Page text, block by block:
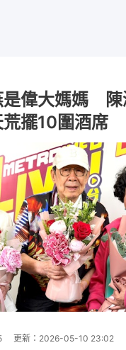
是偉大媽媽 陳
擺10圍酒席
更新： 2026-05-10 23:02